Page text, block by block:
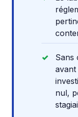
Sans
avant
nul,